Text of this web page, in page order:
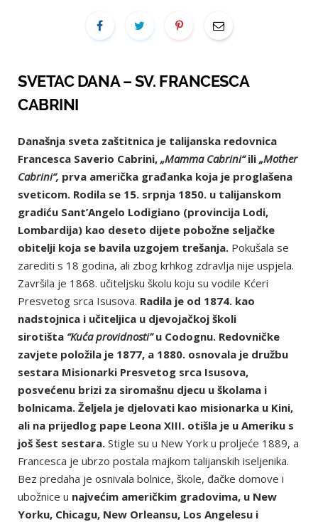
SVETAC DANA – SV. FRANCESCA
CABRINI
Današnja sveta zaštitnica je talijanska redovnica
Francesca Saverio Cabrini, „Mamma Cabrini“ili „Mother
Cabrini“, prva američka građanka koja je proglašena
sveticom. Rodila se 15. srpnja 1850. u talijanskom
gradiću Sant’Angelo Lodigiano (provincija Lodi,
Lombardija) kao deseto dijete pobožne seljačke
obitelji koja se bavila uzgojem trešanja. Pokušala se
zarediti s 18 godina, ali zbog krhkog zdravlja nije uspjela.
Završila je 1868. učiteljsku školu koju su vodile Kćeri
Presvetog srca Isusova. Radila je od 1874. kao
nadstojnica i učiteljica u djevojačkoj školi
sirotišta “Kuća providnosti”u Codognu. Redovničke
zavjete položila je 1877, a 1880. osnovala je družbu
sestara Misionarki Presvetog srca Isusova,
posvećenu brizi za siromašnu djecu u školama i
bolnicama. Željela je djelovati kao misionarka u Kini,
ali na prijedlog pape Leona XIII. otišla je u Ameriku s
još šest sestara. Stigle su u New York u proljeće 1889, a
Francesca je ubrzo postala majkom talijanskih iseljenika.
Bez predaha je osnivala bolnice, škole, đačke domove i
ubožnice u najvećim američkim gradovima, u New
Yorku, Chicagu, New Orleansu, Los Angelesu i